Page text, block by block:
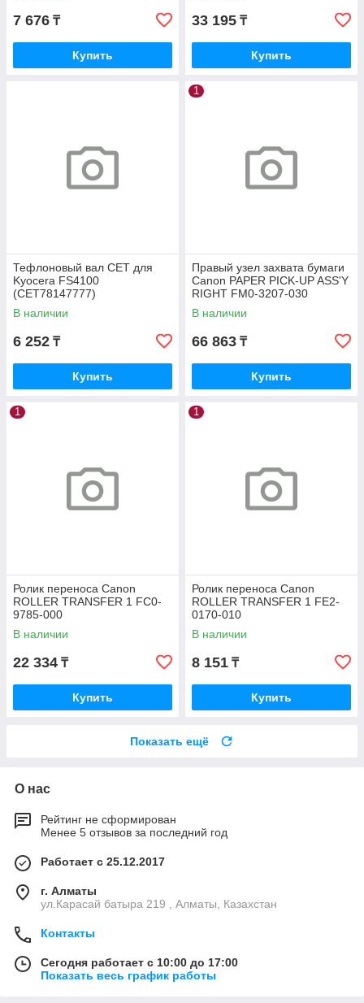
7 676 ₸
Купить
33 195 ₸
Купить
Тефлоновый вал CET для
Kyocera FS4100
(CET78147777)
В наличии
6 252 ₸
Купить
1
Правый узел захвата бумаги
Canon PAPER PICK-UP ASS'Y
RIGHT FM0-3207-030
В наличии
66 863 ₸
Купить
1
Ролик переноса Canon
ROLLER TRANSFER 1 FC0-
9785-000
В наличии
22 334 ₸
Купить
1
Ролик переноса Canon
ROLLER TRANSFER 1 FE2-
0170-010
В наличии
8 151 ₸
Купить
Показать ещё
О нас
Рейтинг не сформирован
Менее 5 отзывов за последний год
Работает с 25.12.2017
г. Алматы
ул.Карасай батыра 219 , Алматы, Казахстан
Контакты
Сегодня работает с 10:00 до 17:00
Показать весь график работы